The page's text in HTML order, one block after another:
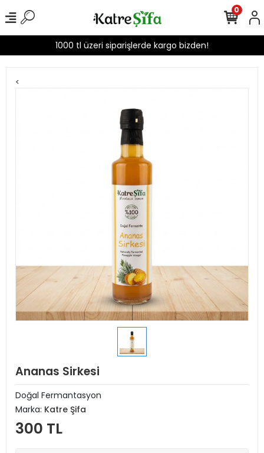
1000 tl üzeri siparişlerde kargo bizden!
0
<
Ananas Sirkesi
Doğal Fermantasyon
Marka: Katre Şifa
300 TL